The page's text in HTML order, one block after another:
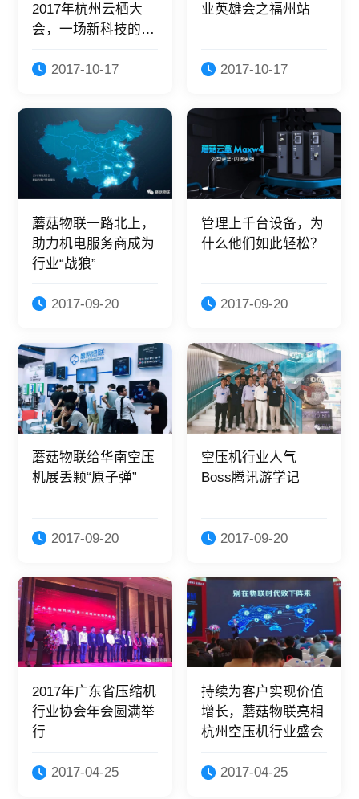
2017年杭州云栖大
会，一场新科技的
2017-10-17
业英雄会之福州站
2017-10-17
蘑菇物联一路北上，
助力机电服务商成为
行业“战狼”
2017-09-20
管理上千台设备，为
什么他们如此轻松？
2017-09-20
蘑菇物联给华南空压
机展丢颗“原子弹”
2017-09-20
空压机行业人气
Boss腾讯游学记
2017-09-20
2017年广东省压缩机
行业协会年会圆满举
行
2017-04-25
持续为客户实现价值
增长，蘑菇物联亮相
杭州空压机行业盛会
2017-04-25